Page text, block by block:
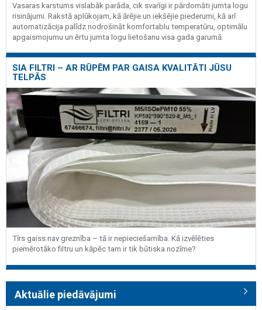
Vasaras karstums vislabāk parāda, cik svarīgi ir pārdomāti jumta logu
risinājumi. Rakstā aplūkojam, kā ārējie un iekšējie piederumi, kā arī
automatizācija palīdz nodrošināt komfortablu temperatūru, optimālu
apgaismojumu un ērtu jumta logu lietošanu visa gada garumā.
SIA FILTRI – AR RŪPĒM PAR GAISA KVALITĀTI JŪSU
TELPĀS
Tīrs gaiss nav greznība – tā ir nepieciešamība. Kā izvēlēties
piemērotāko filtru un kāpēc tam ir tik būtiska nozīme?
Aktuālie piedāvājumi